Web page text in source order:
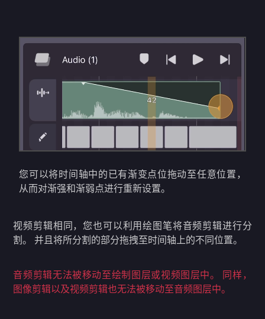
您可以将时间轴中的已有渐变点位拖动至任意位置，
从而对渐强和渐弱点进行重新设置。
视频剪辑相同，您也可以利用绘图笔将音频剪辑进行分
割。 并且将所分割的部分拖拽至时间轴上的不同位置。
音频剪辑无法被移动至绘制图层或视频图层中。 同样，
图像剪辑以及视频剪辑也无法被移动至音频图层中。